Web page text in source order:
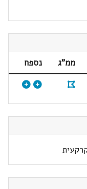
ממ"ג
נספח